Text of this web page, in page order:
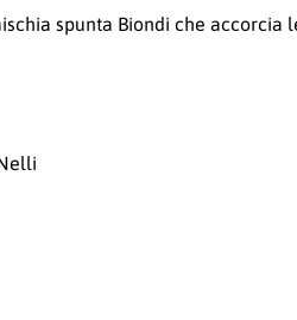
spunta Biondi che accorcia